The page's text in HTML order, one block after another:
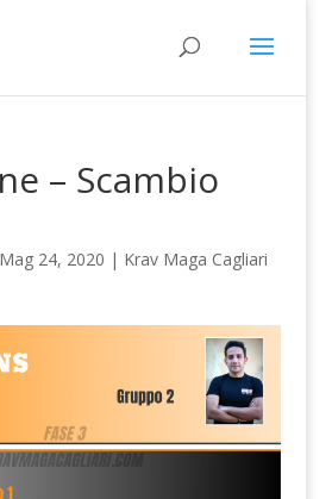
– Scambio
Mag 24, 2020 | Krav Maga Cagliari